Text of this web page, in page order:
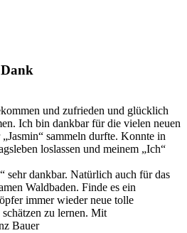
und zufrieden und glücklich
Ich bin dankbar für die vielen neuen
sammeln durfte. Konnte in
loslassen und meinem „Ich“
sehr dankbar. Natürlich auch für das
Waldbaden. Finde es ein
immer wieder neue tolle
zu lernen. Mit
Bauer